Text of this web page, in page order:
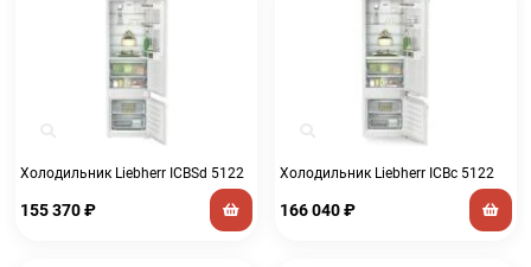
Холодильник Liebherr ICBSd 5122
155 370₽
Холодильник Liebherr ICBc 5122
166 040₽